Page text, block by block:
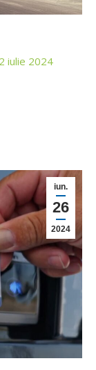
2 iulie 2024
iun.
26
2024